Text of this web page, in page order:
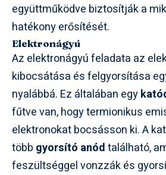
együttműködve biztosítják a
hatékony erősítését.
Elektronágyú
Az elektronágyú feladata az
kibocsátása és felgyorsítása
nyalábbá. Ez általában egy
fűtve van, hogy termionikus
elektronokat bocsásson ki. A
több gyorsító anódtalálható,
feszültséggel vonzzák és